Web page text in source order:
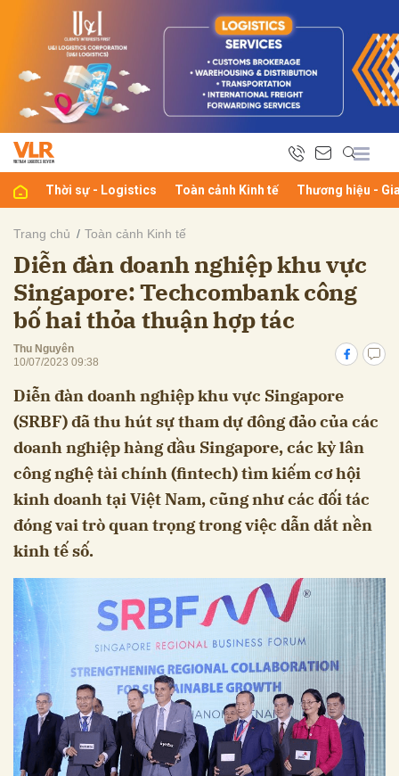
Thời sự - Logistics Toàn cảnh Kinh tế Thương hiệu -
Trang chủ Toàn cảnh Kinh tế
Diễn đàn doanh nghiệp khu vực
Singapore: Techcombank công
bố hai thỏa thuận hợp tác
Thu Nguyên
10/07/2023 09:38
Diễn đàn doanh nghiệp khu vực Singapore
(SRBF) đã thu hút sự tham dự đông đảo của các
doanh nghiệp hàng đầu Singapore, các kỳ lân
công nghệ tài chính (fintech) tìm kiếm cơ hội
kinh doanh tại Việt Nam, cũng như các đối tác
đóng vai trò quan trọng trong việc dẫn dắt nền
kinh tế số.
luận
Hủy